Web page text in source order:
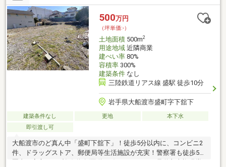
500万円
（坪単価:-）
土地面積500m2
用途地域近隣商業
建ぺい率80%
容積率300%
建築条件なし
三陸鉄道リアス線 盛駅 徒歩10分
岩手県大船渡市盛町字下舘下
建築条件なし 更地
本下水
即引渡し可
大船渡市のど真ん中「盛町下舘下」！徒歩5分以内に、コンビニ2
件、ドラッグストア、郵便局等生活施設が充実！警察署も徒歩5分